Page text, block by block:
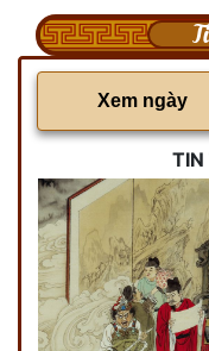
Xem ngày
TIN